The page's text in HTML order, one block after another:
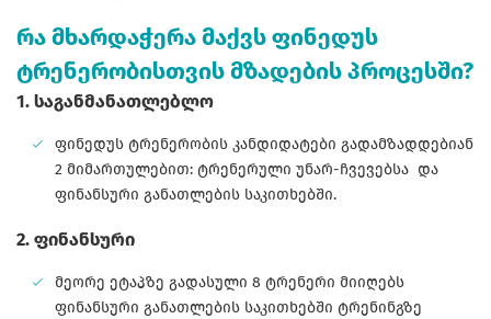
რა მხარდაჭერა მაქვს ფინედუს
ტრენერობისთვის მზადების პროცესში?
1. საგანმანათლებლო
ფინედუს ტრენერობის კანდიდატები გადამზადდებიან
2 მიმართულებით: ტრენერული უნარ-ჩვევებსა და
ფინანსური განათლების საკითხებში.
2. ფინანსური
მეორე ეტაპზე გადასული 8 ტრენერი მიიღებს
ფინანსური განათლების საკითხებში ტრენინგზე